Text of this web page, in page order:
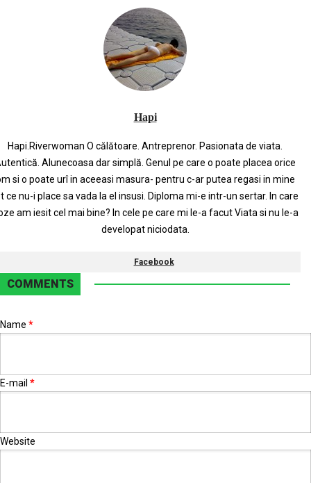
Hapi
Hapi.Riverwoman O călătoare. Antreprenor. Pasionata de viata.
Alunecoasa dar simplă. Genul pe care o poate placea orice
si o poate urî in aceeasi masura- pentru c-ar putea regasi in mine
ce nu-i place sa vada la el insusi. Diploma mi-e intr-un sertar. In care
am iesit cel mai bine? In cele pe care mi le-a facut Viata si nu le-a
developat niciodata.
Facebook
COMMENTS
Name *
E-mail *
Website